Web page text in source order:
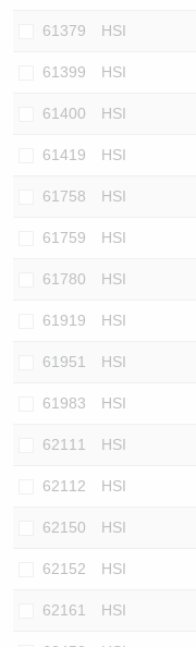
61379 HSI
61399 HSI
61400 HSI
61419 HSI
61758 HSI
61759 HSI
61780 HSI
61919 HSI
61951 HSI
61983 HSI
62111 HSI
62112 HSI
62150 HSI
62152 HSI
62161 HSI